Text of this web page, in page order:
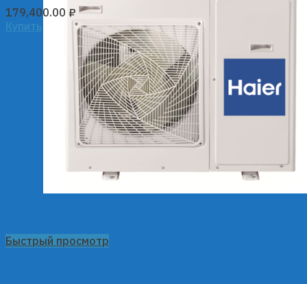
Быстрый просмотр
179,400.00 ₽
Купить